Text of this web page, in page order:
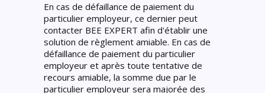
En cas de défaillance de paiement du
particulier employeur, ce dernier peut
contacter BEE EXPERT afin d'établir une
solution de règlement amiable. En cas de
défaillance de paiement du particulier
employeur et après toute tentative de
recours amiable, la somme due par le
particulier employeur sera majorée des